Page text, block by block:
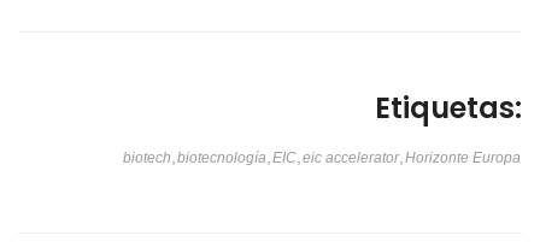
Etiquetas:
biotech,biotecnología,EIC,eic accelerator,Horizonte Europa